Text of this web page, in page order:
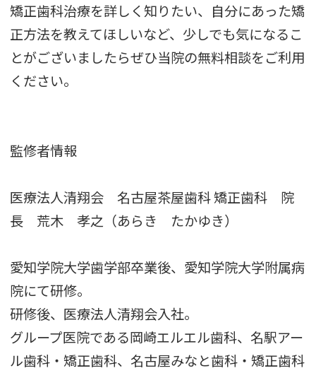
矯正歯科治療を詳しく知りたい、自分にあった矯
正方法を教えてほしいなど、少しでも気になるこ
とがございましたらぜひ当院の無料相談をご利用
ください。
監修者情報
医療法人清翔会 名古屋茶屋歯科 矯正歯科 院
長 荒木 孝之（あらき たかゆき）
愛知学院大学歯学部卒業後、愛知学院大学附属病
院にて研修。
研修後、医療法人清翔会入社。
グループ医院である岡崎エルエル歯科、名駅アー
ル歯科・矯正歯科、名古屋みなと歯科・矯正歯科